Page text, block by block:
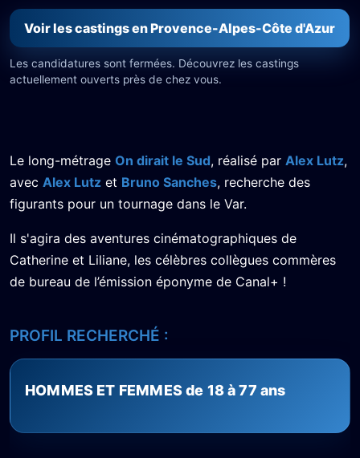
Voir les castings en Provence-Alpes-Côte d'Azur
Les candidatures sont fermées. Découvrez les castings
actuellement ouverts près de chez vous.
Le long-métrage On dirait le Sud, réalisé par Alex Lutz,
avec Alex Lutz et Bruno Sanches, recherche des
figurants pour un tournage dans le Var.
Il s'agira des aventures cinématographiques de
Catherine et Liliane, les célèbres collègues commères
de bureau de l’émission éponyme de Canal+ !
PROFIL RECHERCHÉ :
HOMMES ET FEMMES de 18 à 77 ans